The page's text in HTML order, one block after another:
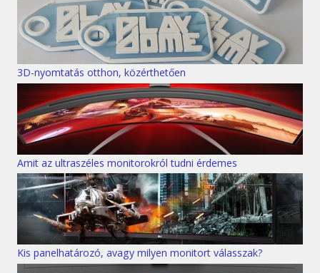
3D-nyomtatás otthon, közérthetően
Amit az ultraszéles monitorokról tudni érdemes
Kis panelhatározó, avagy milyen monitort válasszak?